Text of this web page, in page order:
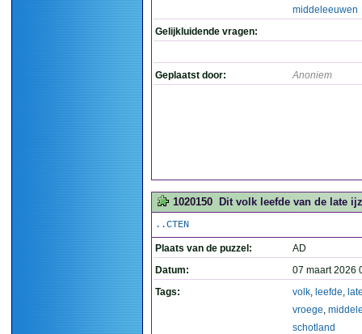
middeleeuwen
Gelijkluidende vragen:
Geplaatst door: Anoniem
1020150 Dit volk leefde van de late
..CTEN
Plaats van de puzzel:
AD
Datum:
07 maart 2026
Tags:
volk, leefde,
vroege,
schotland